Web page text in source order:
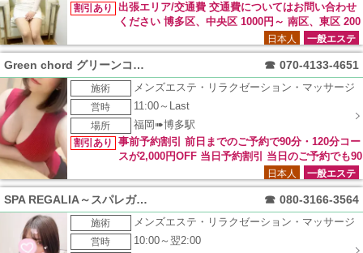
割引あり
出張エリア/交通費 交通費についてはお問い合わせ
ください 博多区、中央区 1000円～ 南区、東区 200
0円～ 西区、早良区、城南区 3000円～ チェンジ 3000円 キャ
ンセル 3000円交通費
一般エステ
日本人
Green chord グリーンコード ☎ 070-4133-4651
施術
メンズエステ・リラクゼーション・マッサージ
営時
11:00～Last
場所
福岡➠博多駅
割引あり
事前予約割引 前日までのご予約で90分・120分コー
スが2,000円OFF 当日予約割引 当日のご予約でも90
一般エステ
日本人
SPA REGALIA～スパレガリア～ ☎ 080-3166-3564
施術
メンズエステ・リラクゼーション・マッサージ
営時
10:00～翌2:00